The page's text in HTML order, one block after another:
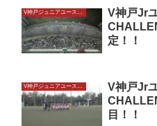
V神戸ジュニアユースU14
V神戸Jr
定！！
V神戸Jr
目！！